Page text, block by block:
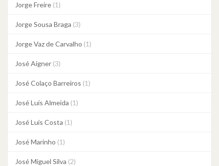
Jorge Freire (1)
Jorge Sousa Braga (3)
Jorge Vaz de Carvalho (1)
José Aigner (3)
José Colaço Barreiros (1)
José Luís Almeida (1)
José Luís Costa (1)
José Marinho (1)
José Miguel Silva (2)